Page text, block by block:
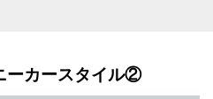
ーカースタイル②